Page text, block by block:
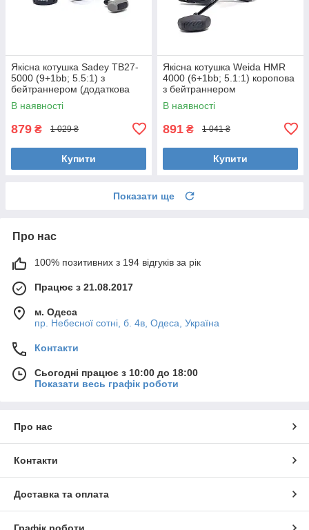
Якісна котушка Sadey TB27-
5000 (9+1bb; 5.5:1) з
бейтраннером (додаткова
шпуля)
В наявності
879 ₴ 1 029 ₴
Купити
Якісна котушка Weida HMR
4000 (6+1bb; 5.1:1) коропова
з бейтраннером
В наявності
891 ₴ 1 041 ₴
Купити
Показати ще
Про нас
100% позитивних з 194 відгуків за рік
Працює з 21.08.2017
м. Одеса
пр. Небесної сотні, б. 4в, Одеса, Україна
Контакти
Сьогодні працює з 10:00 до 18:00
Показати весь графік роботи
Про нас
Контакти
Доставка та оплата